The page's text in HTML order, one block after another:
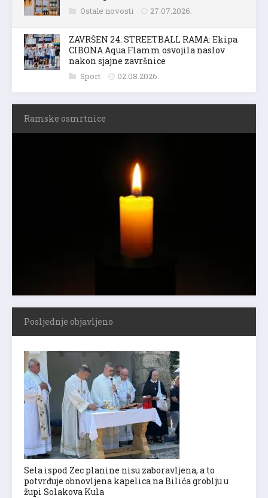
Ostale novosti 27.07.2026.
ZAVRŠEN 24. STREETBALL RAMA: Ekipa
CIBONA Aqua Flamm osvojila naslov
nakon sjajne završnice
Sport 02.08.2026.
Ramske osmrtnice
Posljednje objavljeno
Sela ispod Zec planine nisu zaboravljena, a to
potvrđuje obnovljena kapelica na Bilića groblju u
župi Solakova Kula